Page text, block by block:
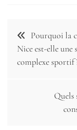
Navigation
de
l’article
Pourquoi la
Nice est-elle
complexe sportif
Quels